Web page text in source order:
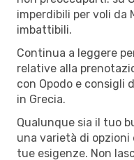
imperdibili per voli da
imbattibili.
Continua a leggere
relative alla
con Opodo e consigli
in Grecia.
Qualunque sia il tuo
una varietà di
tue esigenze. Non